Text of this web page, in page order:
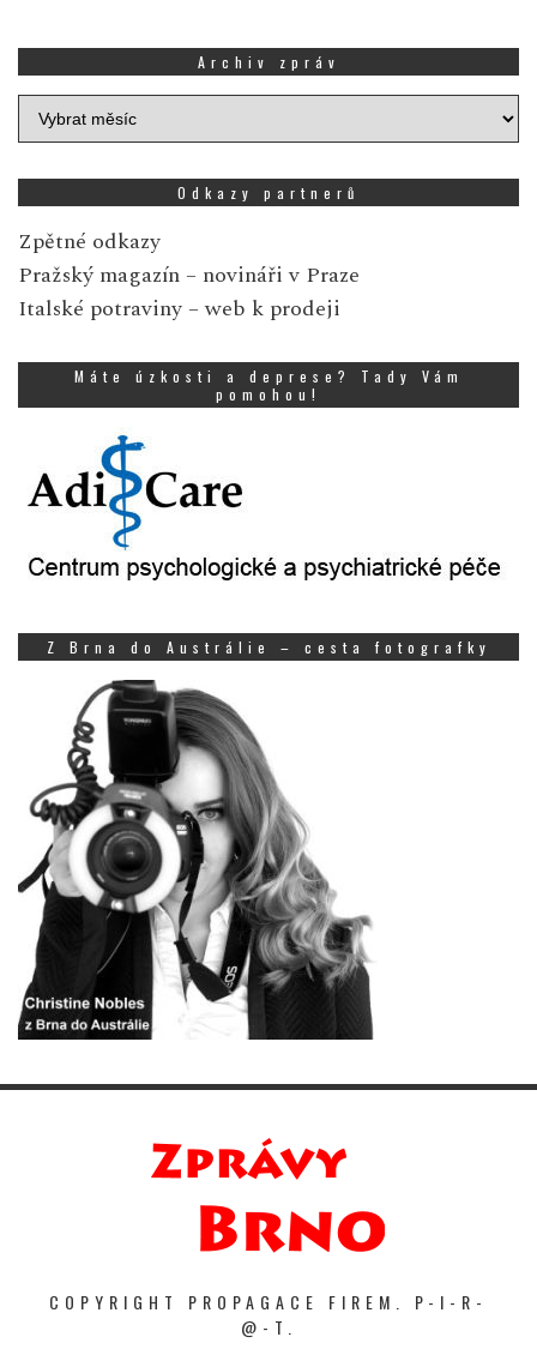
Archiv zpráv
Archiv
zpráv
Odkazy partnerů
Zpětné odkazy
Pražský magazín – novináři v Praze
Italské potraviny – web k prodeji
Máte úzkosti a deprese? Tady Vám
pomohou!
Z Brna do Austrálie – cesta fotografky
COPYRIGHT PROPAGACE FIREM. P-I-R-
@-T.